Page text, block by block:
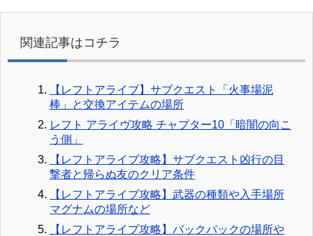
関連記事はコチラ
【レフトアライブ】サブクエスト「火事場泥
棒」と交換アイテムの場所
レフト アライヴ攻略 チャプター10「暗闇の向こ
う側」
【レフトアライブ攻略】サブクエスト凶行の目
撃者と帰らぬ友のクリア条件
【レフトアライブ攻略】武器の種類や入手場所
マグナムの場所など
【レフトアライブ攻略】バックパックの場所や